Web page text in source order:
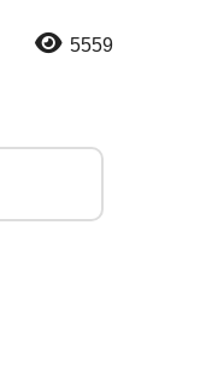
5559